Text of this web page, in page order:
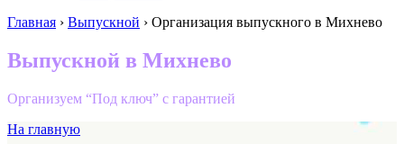
Главная › Выпускной › Организация выпускного в Михнево
Выпускной в Михнево
Организуем “Под ключ” с гарантией
На главную